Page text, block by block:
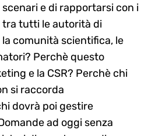
e di rapportarsi con i
tra tutti le autorità di
comunità scientifica, le
Perchè questo
e la CSR? Perchè chi
si raccorda
dovrà poi gestire
ad oggi senza